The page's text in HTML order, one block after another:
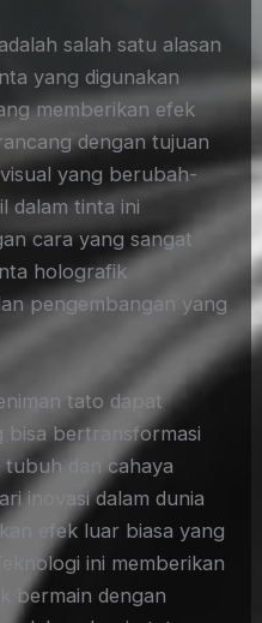
salah satu alasan
yang digunakan
memberikan efek
dengan tujuan
yang berubah-
dalam tinta ini
cara yang sangat
holografik
pengembangan yang
tato dapat
bisa bertransformasi
dan cahaya
inovasi dalam dunia
efek luar biasa yang
ini memberikan
bermain dengan